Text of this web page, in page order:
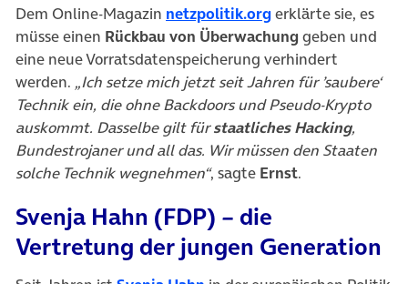
Dem Online-Magazin netzpolitik.org(öffnet in neuem
erklärte sie, es
müsse einen Rückbau von Überwachung geben und
eine neue Vorratsdatenspeicherung verhindert
werden. „Ich setze mich jetzt seit Jahren für ’saubere‘
Technik ein, die ohne Backdoors und Pseudo-Krypto
auskommt. Dasselbe gilt fürstaatliches Hacking,
Bundestrojaner und all das. Wir müssen den Staaten
solche Technik wegnehmen“, sagte Ernst.
Svenja Hahn (FDP) – die
Vertretung der jungen Generation